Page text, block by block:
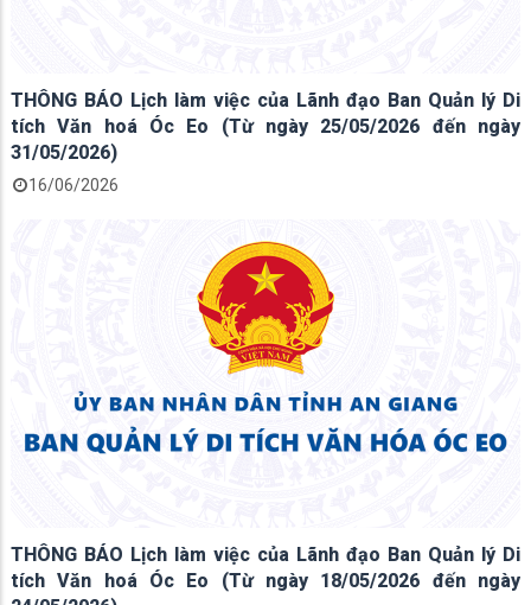
THÔNG BÁO Lịch làm việc của Lãnh đạo Ban Quản lý Di
tích Văn hoá Óc Eo (Từ ngày 25/05/2026 đến ngày
31/05/2026)
16/06/2026
THÔNG BÁO Lịch làm việc của Lãnh đạo Ban Quản lý Di
tích Văn hoá Óc Eo (Từ ngày 18/05/2026 đến ngày